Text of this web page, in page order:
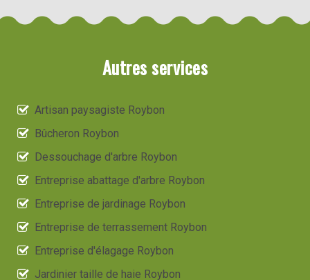
Autres services
Artisan paysagiste Roybon
Bûcheron Roybon
Dessouchage d'arbre Roybon
Entreprise abattage d'arbre Roybon
Entreprise de jardinage Roybon
Entreprise de terrassement Roybon
Entreprise d'élagage Roybon
Jardinier taille de haie Roybon